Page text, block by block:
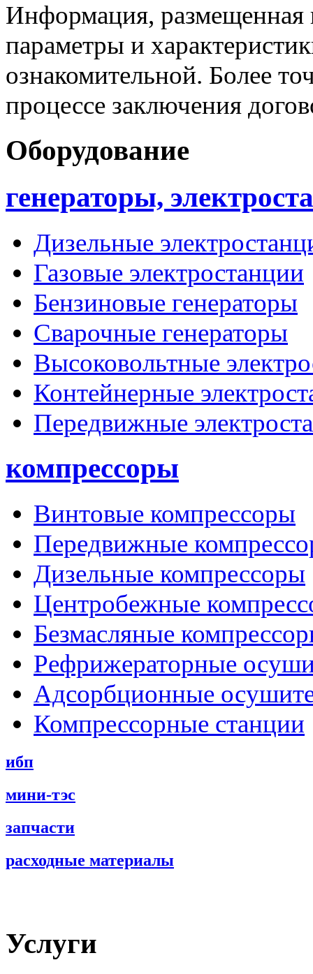
Информация, размещенная
параметры и
ознакомительной. Более
процессе заключения
Оборудование
генераторы,
Дизельные
Газовые электростанции
Бензиновые генераторы
Сварочные генераторы
Высоковольтные
Контейнерные
Передвижные
компрессоры
Винтовые компрессоры
Передвижные
Дизельные компрессоры
Центробежные
Безмасляные
Рефрижераторные
Адсорбционные
Компрессорные станции
ибп
мини-тэс
запчасти
расходные материалы
Услуги